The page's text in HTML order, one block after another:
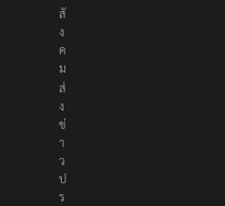
สั
ง
ค
ม
ส่
ง
ข่
า
ว
ป
ร